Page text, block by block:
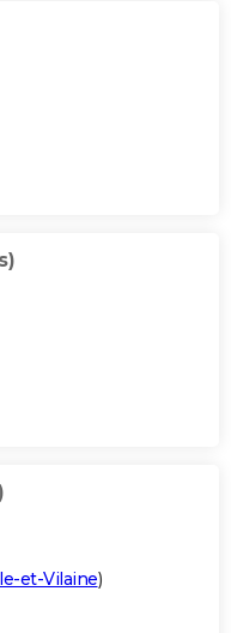
et-Vilaine)